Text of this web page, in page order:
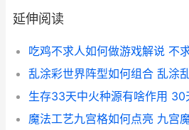
延伸阅读
吃鸡不求人如何做游戏解说 不
乱涂彩世界阵型如何组合 乱涂
生存33天中火种源有啥作用 30
魔法工艺九宫格如何点亮 九宫